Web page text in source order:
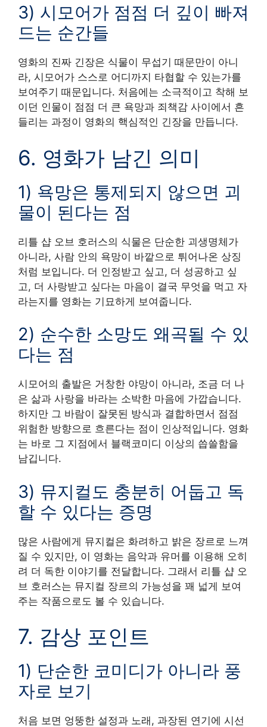
3) 시모어가 점점 더 깊이 빠져
드는 순간들
영화의 진짜 긴장은 식물이 무섭기 때문만이 아니
라, 시모어가 스스로 어디까지 타협할 수 있는가를
보여주기 때문입니다. 처음에는 소극적이고 착해 보
이던 인물이 점점 더 큰 욕망과 죄책감 사이에서 흔
들리는 과정이 영화의 핵심적인 긴장을 만듭니다.
6. 영화가 남긴 의미
1) 욕망은 통제되지 않으면 괴
물이 된다는 점
리틀 샵 오브 호러스의 식물은 단순한 괴생명체가
아니라, 사람 안의 욕망이 바깥으로 튀어나온 상징
처럼 보입니다. 더 인정받고 싶고, 더 성공하고 싶
고, 더 사랑받고 싶다는 마음이 결국 무엇을 먹고 자
라는지를 영화는 기묘하게 보여줍니다.
2) 순수한 소망도 왜곡될 수 있
다는 점
시모어의 출발은 거창한 야망이 아니라, 조금 더 나
은 삶과 사랑을 바라는 소박한 마음에 가깝습니다.
하지만 그 바람이 잘못된 방식과 결합하면서 점점
위험한 방향으로 흐른다는 점이 인상적입니다. 영화
는 바로 그 지점에서 블랙코미디 이상의 씁쓸함을
남깁니다.
3) 뮤지컬도 충분히 어둡고 독
할 수 있다는 증명
많은 사람에게 뮤지컬은 화려하고 밝은 장르로 느껴
질 수 있지만, 이 영화는 음악과 유머를 이용해 오히
려 더 독한 이야기를 전달합니다. 그래서 리틀 샵 오
브 호러스는 뮤지컬 장르의 가능성을 꽤 넓게 보여
주는 작품으로도 볼 수 있습니다.
7. 감상 포인트
1) 단순한 코미디가 아니라 풍
자로 보기
처음 보면 엉뚱한 설정과 노래, 과장된 연기에 시선